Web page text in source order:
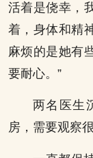
活着是侥幸，
着，身体和精
麻烦的是她有
要耐心。”
两名医生
房，需要观察